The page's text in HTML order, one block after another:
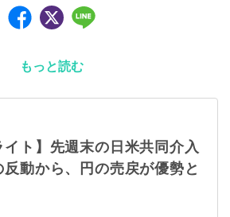
もっと読む
イト】先週末の日米共同介入
動から、円の売戻が優勢と